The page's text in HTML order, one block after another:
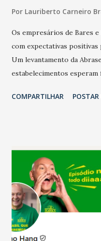
Por Lauriberto Carneiro
Os empresários de Bares
com expectativas
Um levantamento da
estabelecimentos
relação ao último
confraternizações de fim
Salário para um número
país tem a menor taxa de
Ainda segundo a Pesquisa,
bares e restaurantes
registraram equilíbrio
estabelecimentos no
COMPARTILHAR